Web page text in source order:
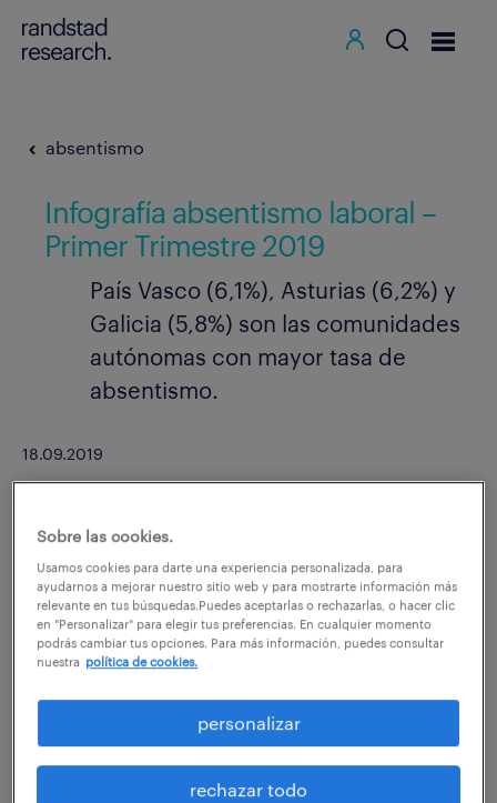
absentismo
Infografía absentismo laboral –
Primer Trimestre 2019
País Vasco (6,1%), Asturias (6,2%) y
Galicia (5,8%) son las comunidades
autónomas con mayor tasa de
absentismo.
18.09.2019
Consultael informe completode absentismo laboral
delprimer trimestre de 2019.
267.000 personas no acudieron a su
puesto de trabajo pese a no estar de baja
médica.
Sobre las cookies.
Usamos cookies para darte una experiencia personalizada, para
ayudarnos a mejorar nuestro sitio web y para mostrarte información más
relevante en tus búsquedas.Puedes aceptarlas o rechazarlas, o hacer clic
en "Personalizar" para elegir tus preferencias. En cualquier momento
podrás cambiar tus opciones. Para más información, puedes consultar
nuestra política de cookies.
personalizar
rechazar todo